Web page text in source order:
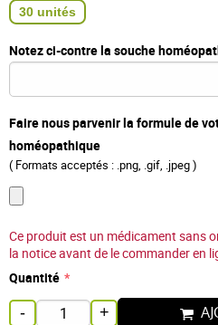
30 unités
Notez ci-contre la souche
Faire nous parvenir la formule de
homéopathique
( Formats acceptés : .png, .gif, .jpeg )
Ce produit est un médicament sans
la notice avant de le commander en
Quantité
- +